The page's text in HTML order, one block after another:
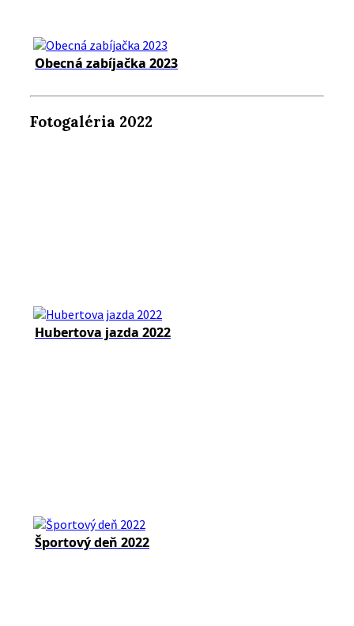
Obecná zabíjačka 2023
Fotogaléria 2022
Hubertova jazda 2022
Športový deň 2022